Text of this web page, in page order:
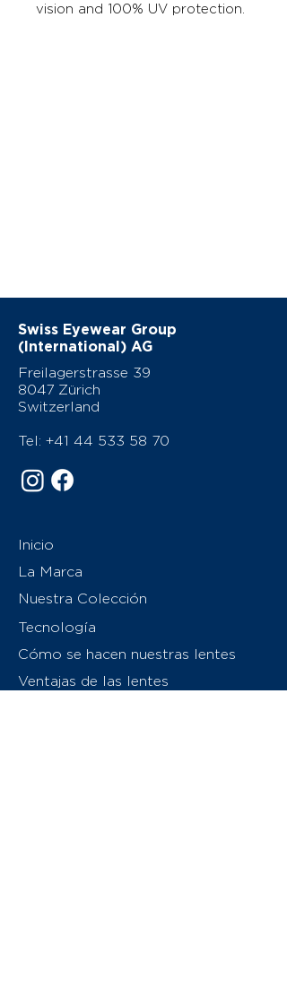
vision and 100% UV protection.
Swiss Eyewear Group
(International) AG
Freilagerstrasse 39
8047 Zürich
Switzerland
Tel: +41 44 533 58 70
Inicio
La Marca
Nuestra Colección
Tecnología
Cómo se hacen nuestras lentes
Ventajas de las lentes